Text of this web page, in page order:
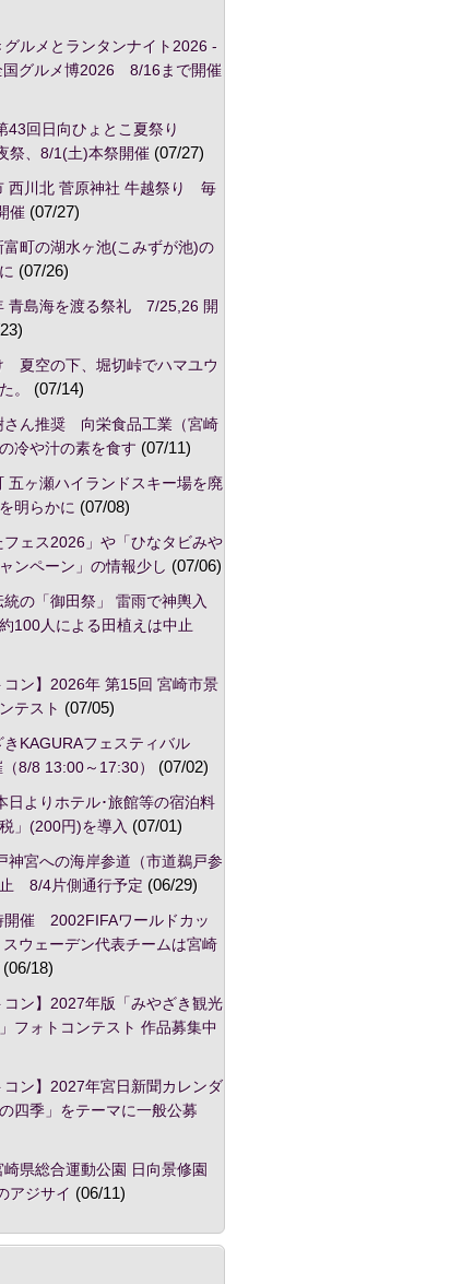
グルメとランタンナイト2026 -
国グルメ博2026 8/16まで開催
43回日向ひょとこ夏祭り
祭、8/1(土)本祭開催(07/27)
西川北 菅原神社 牛越祭り 毎
催(07/27)
富町の湖水ヶ池(こみずが池)の
(07/26)
青島海を渡る祭礼 7/25,26 開
夏空の下、堀切峠でハマユウ
。
(07/14)
さん推奨 向栄食品工業（宮崎
冷や汁の素を食す (07/11)
五ヶ瀬ハイランドスキー場を廃
明らかに (07/08)
フェス2026」や「ひなタビみや
ンペーン」の情報少し (07/06)
統の「御田祭」 雷雨で神輿入
100人による田植えは中止
コン】2026年 第15回 宮崎市景
テスト (07/05)
きKAGURAフェスティバル
8/8 13:00～17:30）
(07/02)
日よりホテル･旅館等の宿泊料
」(200円)を導入 (07/01)
神宮への海岸参道（市道鵜戸参
8/4片側通行予定 (06/29)
開催 2002FIFAワールドカッ
ウェーデン代表チームは宮崎
18)
コン】2027年版「みやざき観光
フォトコンテスト 作品募集中
コン】2027年宮日新聞カレンダ
四季」をテーマに一般公募
県総合運動公園 日向景修園
アジサイ (06/11)